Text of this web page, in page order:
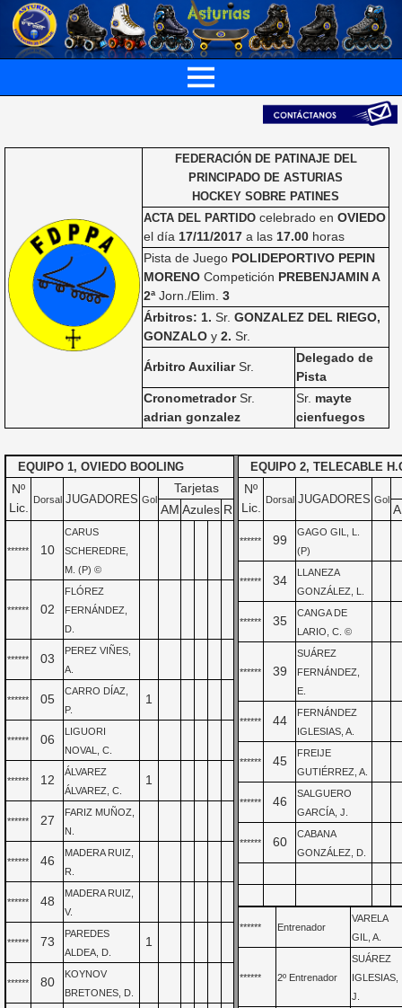
FEDERACIÓN DE PATINAJE DEL
PRINCIPADO DE ASTURIAS
HOCKEY SOBRE PATINES
ACTA DEL PARTIDO celebrado enOVIEDO
el día17/11/2017 a las17.00 horas
Pista de Juego POLIDEPORTIVO PEPIN
MORENO Competición PREBENJAMIN A
2ªJorn./Elim.3
Árbitros: 1. Sr.GONZALEZ DEL RIEGO,
GONZALO y2. Sr.
Árbitro AuxiliarSr.
Delegado de
Pista
CronometradorSr.
adrian gonzalez
Sr. mayte
cienfuegos
EQUIPO 1, OVIEDO BOOLING
Nº
Lic.
Dorsal JUGADORES Gol
Tarjetas
AM Azules R
****** 10
CARUS
SCHEREDRE,
M. (P) ©
****** 02
FLÓREZ
FERNÁNDEZ,
D.
****** 03
PEREZ VIÑES,
A.
****** 05
CARRO DÍAZ,
P.
1
****** 06
LIGUORI
NOVAL, C.
****** 12
ÁLVAREZ
ÁLVAREZ, C.
1
****** 27
FARIZ MUÑOZ,
N.
****** 46
MADERA RUIZ,
R.
****** 48
MADERA RUIZ,
V.
****** 73
PAREDES
ALDEA, D.
1
****** 80
KOYNOV
BRETONES, D.
EQUIPO 2, TELECABLE
Nº
Lic.
Dorsal JUGADORES Gol
****** 99
GAGO GIL, L.
(P)
****** 34
LLANEZA
GONZÁLEZ, L.
****** 35
CANGA DE
LARIO, C. ©
****** 39
SUÁREZ
FERNÁNDEZ,
E.
****** 44
FERNÁNDEZ
IGLESIAS, A.
****** 45
FREIJE
GUTIÉRREZ, A.
****** 46
SALGUERO
GARCÍA, J.
****** 60
CABANA
GONZÁLEZ, D.
****** Entrenador
VARELA
GIL, A.
****** 2º Entrenador
SUÁREZ
IGLESIAS,
J.